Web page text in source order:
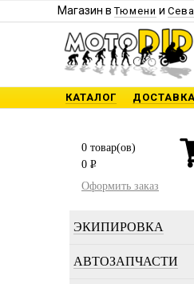
Магазин вТюмени и
КАТАЛОГ
0 товар(ов)
0 P
Оформить заказ
ЭКИПИРОВКА
АВТОЗАПЧАСТИ